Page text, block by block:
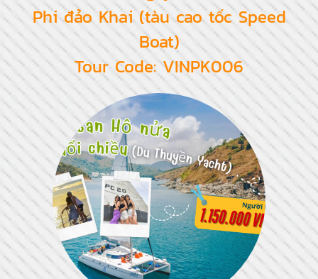
Phi đảo Khai (tàu cao tốc Speed
Boat)
Tour Code: VINPK006